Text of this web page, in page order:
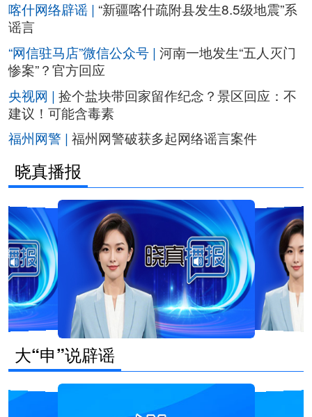
喀什网络辟谣 | “新疆喀什疏附县发生8.5级地震”系
谣言
“网信驻马店”微信公众号 | 河南一地发生“五人灭门
惨案”？官方回应
央视网 | 捡个盐块带回家留作纪念？景区回应：不
建议！可能含毒素
福州网警 | 福州网警破获多起网络谣言案件
晓真播报
大“申”说辟谣